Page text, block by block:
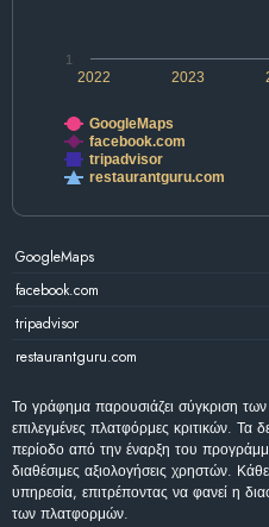
2022 2023
1
GoogleMaps
facebook.com
tripadvisor
restaurantguru.com
GoogleMaps
facebook.com
tripadvisor
restaurantguru.com
Το γράφημα παρουσιάζει σύγκριση
επιλεγμένες πλατφόρμες κριτικών. Τα
περίοδο από την έναρξη του
διαθέσιμες αξιολογήσεις χρηστών.
υπηρεσία, επιτρέποντας να φανεί η
των πλατφορμών.